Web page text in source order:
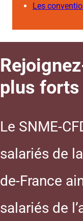
Les
plus forts
Le SNME-
salariés de
de-France
salariés de